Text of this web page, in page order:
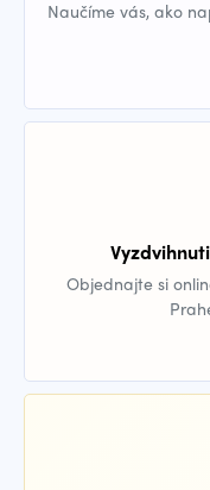
Naučíme vás, ako
Objednajte si